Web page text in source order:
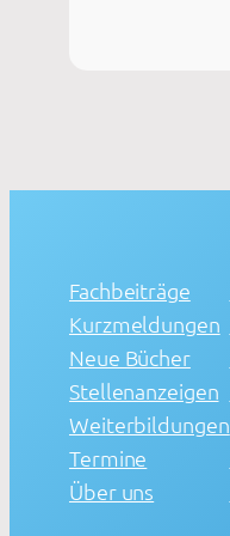
Fachbeiträge
Kurzmeldungen
Neue Bücher
Stellenanzeigen
Weiterbildungen
Termine
Über uns